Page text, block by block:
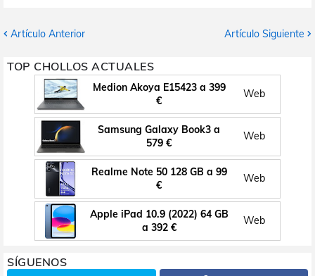
Artículo Anterior Artículo Siguiente
TOP CHOLLOS ACTUALES
Medion Akoya E15423 a 399
€
Web
Samsung Galaxy Book3 a
579 €
Web
Realme Note 50 128 GB a 99
€
Web
Apple iPad 10.9 (2022) 64 GB
a 392 €
Web
SÍGUENOS